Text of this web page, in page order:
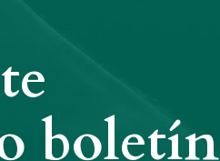
boletín